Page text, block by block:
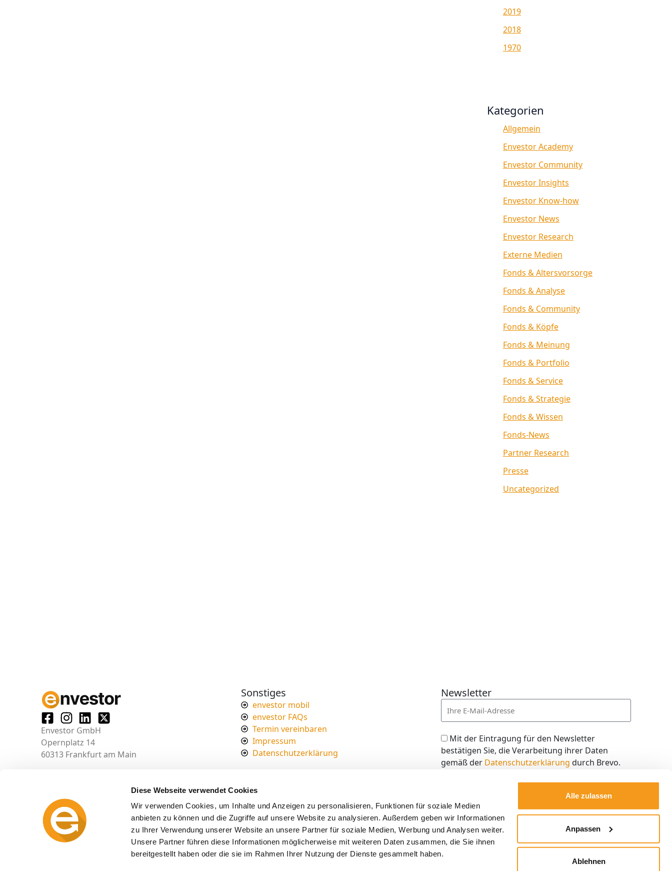
Diese Webseite verwendet Cookies
Wir verwenden Cookies, um Inhalte und Anzeigen zu personalisieren, Funktionen für soziale Medien
anbieten zu können und die Zugriffe auf unsere Website zu analysieren. Außerdem geben wir Informationen
zu Ihrer Verwendung unserer Website an unsere Partner für soziale Medien, Werbung und Analysen weiter.
Unsere Partner führen diese Informationen möglicherweise mit weiteren Daten zusammen, die Sie ihnen
bereitgestellt haben oder die sie im Rahmen Ihrer Nutzung der Dienste gesammelt haben.
Alle zulassen
Anpassen
Ablehnen
2019
2018
1970
Kategorien
Allgemein
Envestor Academy
Envestor Community
Envestor Insights
Envestor Know-how
Envestor News
Envestor Research
Externe Medien
Fonds & Altersvorsorge
Fonds & Analyse
Fonds & Community
Fonds & Köpfe
Fonds & Meinung
Fonds & Portfolio
Fonds & Service
Fonds & Strategie
Fonds & Wissen
Fonds-News
Partner Research
Presse
Uncategorized
Envestor GmbH
Opernplatz 14
60313 Frankfurt am Main
Sonstiges
envestor mobil
envestor FAQs
Termin vereinbaren
Impressum
Datenschutzerklärung
Newsletter
Mit der Eintragung für den Newsletter
bestätigen Sie, die Verarbeitung ihrer Daten
gemäß der Datenschutzerklärung durch Brevo.
den ich jederzeit mit dem Link im Newsletter
Kostenlos abonnieren